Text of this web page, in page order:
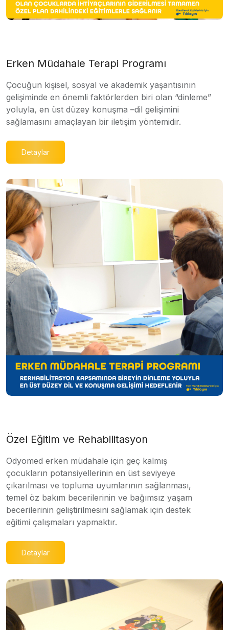
Erken Müdahale Terapi Programı
Çocuğun kişisel, sosyal ve akademik yaşantısının
gelişiminde en önemli faktörlerden biri olan “dinleme”
yoluyla, en üst düzey konuşma –dil gelişimini
sağlamasını amaçlayan bir iletişim yöntemidir.
Detaylar
Özel Eğitim ve Rehabilitasyon
Odyomed erken müdahale için geç kalmış
çocukların potansiyellerinin en üst seviyeye
çıkarılması ve topluma uyumlarının sağlanması,
temel öz bakım becerilerinin ve bağımsız yaşam
becerilerinin geliştirilmesini sağlamak için destek
eğitimi çalışmaları yapmaktır.
Detaylar